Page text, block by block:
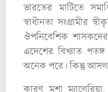
ভারতের মাটিতে
স্বাধীনতা সংগ্রামীর
ঔপনিবেশিক শাসকদের
এদেশের বিখ্যাত পতঙ্গ
অনেক পরে। কিন্তু আসল
কারণ মশা